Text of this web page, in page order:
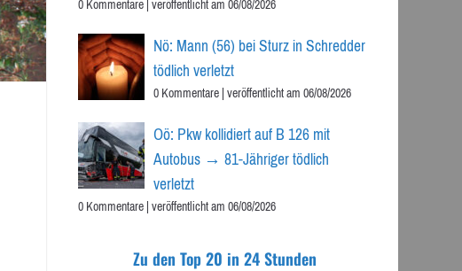
Nö: Mann (56) bei Sturz in Schredder
tödlich verletzt
0 Kommentare|veröffentlicht am 06/08/2026
Oö: Pkw kollidiert auf B 126 mit
Autobus → 81-Jähriger tödlich
verletzt
0 Kommentare|veröffentlicht am 06/08/2026
Zu den Top 20 in 24 Stunden